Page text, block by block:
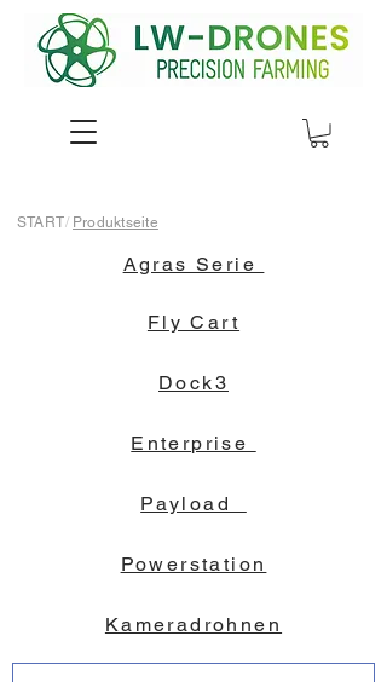
START/ Produktseite
Agras Serie
Fly Cart
Dock3
Enterprise
Payload
Powerstation
Kameradrohnen